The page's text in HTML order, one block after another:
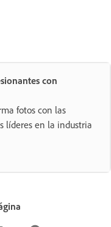
con
fotos con las
líderes en la industria